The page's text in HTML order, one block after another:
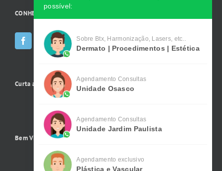
CONHEÇA AS INCRÍVEIS Redes Sociais da Clínica
Curta a gente no Facebook
Bem Vindo !
possível:
Sobre Btx, Harmonização, Lasers, etc..
Dermato | Procedimentos | Estética
Agendamento Consultas
Unidade Osasco
Agendamento Consultas
Unidade Jardim Paulista
Agendamento exclusivo
Plástica e Vascular